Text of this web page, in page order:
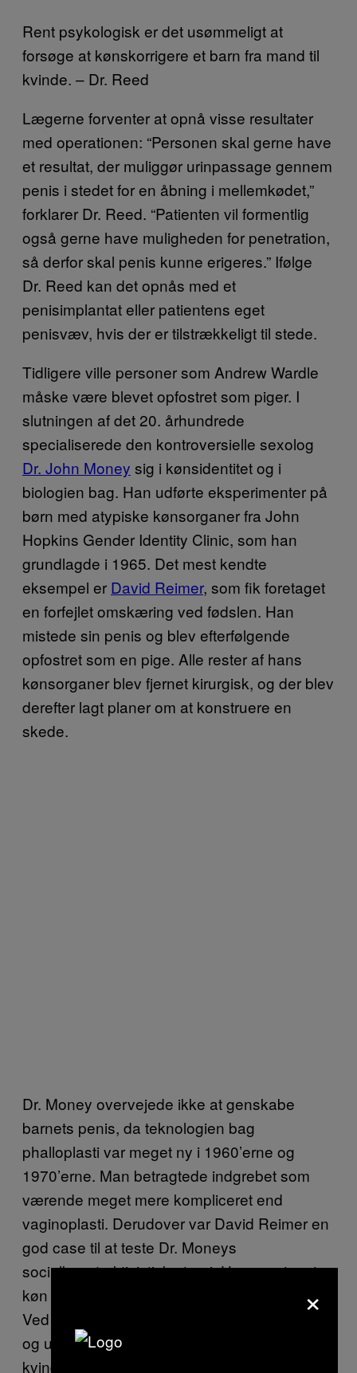
Rent psykologisk er det usømmeligt at
forsøge at kønskorrigere et barn fra mand til
kvinde. – Dr. Reed
Lægerne forventer at opnå visse resultater
med operationen: “Personen skal gerne have
et resultat, der muliggør urinpassage gennem
penis i stedet for en åbning i mellemkødet,”
forklarer Dr. Reed. “Patienten vil formentlig
også gerne have muligheden for penetration,
så derfor skal penis kunne erigeres.” Ifølge
Dr. Reed kan det opnås med et
penisimplantat eller patientens eget
penisvæv, hvis der er tilstrækkeligt til stede.
Tidligere ville personer som Andrew Wardle
måske være blevet opfostret som piger. I
slutningen af det 20. århundrede
specialiserede den kontroversielle sexolog
Dr. John Money sig i kønsidentitet og i
biologien bag. Han udførte eksperimenter på
børn med atypiske kønsorganer fra John
Hopkins Gender Identity Clinic, som han
grundlagde i 1965. Det mest kendte
eksempel er David Reimer, som fik foretaget
en forfejlet omskæring ved fødslen. Han
mistede sin penis og blev efterfølgende
opfostret som en pige. Alle rester af hans
kønsorganer blev fjernet kirurgisk, og der blev
derefter lagt planer om at konstruere en
skede.
Dr. Money overvejede ikke at genskabe
barnets penis, da teknologien bag
phalloplasti var meget ny i 1960’erne og
1970’erne. Man betragtede indgrebet som
værende meget mere kompliceret end
vaginoplasti. Derudover var David Reimer en
god case til at teste Dr. Moneys
socialkonstruktivistiske teori. Han mente, at
køn udelukkende var en social konstruktion.
Ved at opfostre en biologisk dreng som pige
og udstyre ham med den tilsvarende
kvindelige anatomi mente Dr. Money, at “hun”
×